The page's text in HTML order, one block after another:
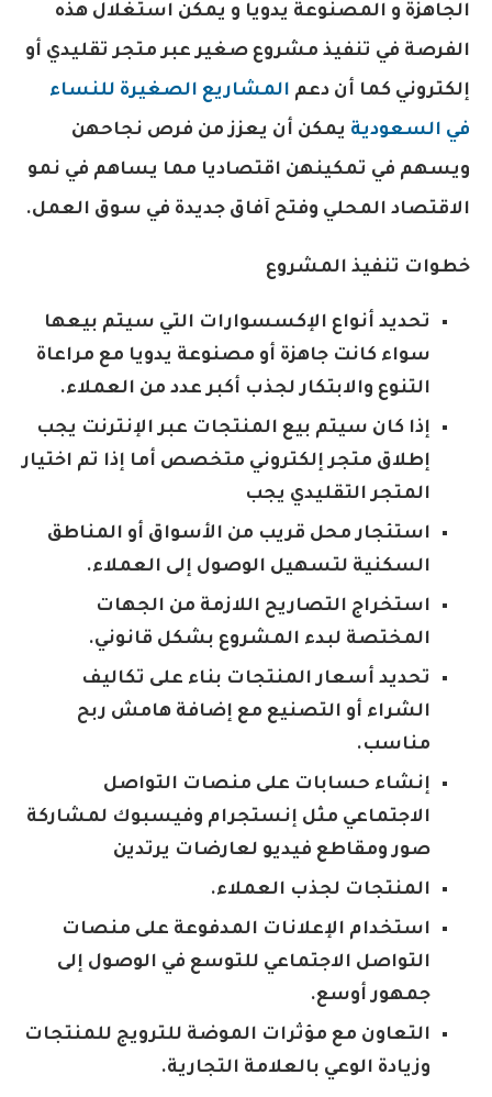
الجاهزة و المصنوعة يدويا و يمكن استغلال هذه
الفرصة في تنفيذ مشروع صغير عبر متجر تقليدي أو
إلكتروني كما أن دعم المشاريع الصغيرة للنساء
في السعودية يمكن أن يعزز من فرص نجاحهن
ويسهم في تمكينهن اقتصاديا مما يساهم في نمو
الاقتصاد المحلي وفتح آفاق جديدة في سوق العمل.
خطوات تنفيذ المشروع
تحديد أنواع الإكسسوارات التي سيتم بيعها
سواء كانت جاهزة أو مصنوعة يدويا مع مراعاة
التنوع والابتكار لجذب أكبر عدد من العملاء.
إذا كان سيتم بيع المنتجات عبر الإنترنت يجب
إطلاق متجر إلكتروني متخصص أما إذا تم اختيار
المتجر التقليدي يجب
استئجار محل قريب من الأسواق أو المناطق
السكنية لتسهيل الوصول إلى العملاء.
استخراج التصاريح اللازمة من الجهات
المختصة لبدء المشروع بشكل قانوني.
تحديد أسعار المنتجات بناء على تكاليف
الشراء أو التصنيع مع إضافة هامش ربح
مناسب.
إنشاء حسابات على منصات التواصل
الاجتماعي مثل إنستجرام وفيسبوك لمشاركة
صور ومقاطع فيديو لعارضات يرتدين
المنتجات لجذب العملاء.
استخدام الإعلانات المدفوعة على منصات
التواصل الاجتماعي للتوسع في الوصول إلى
جمهور أوسع.
التعاون مع مؤثرات الموضة للترويج للمنتجات
وزيادة الوعي بالعلامة التجارية.